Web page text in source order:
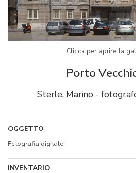
Clicca per aprire la
Porto
Sterle, Marino-
OGGETTO
Fotografia digitale
INVENTARIO